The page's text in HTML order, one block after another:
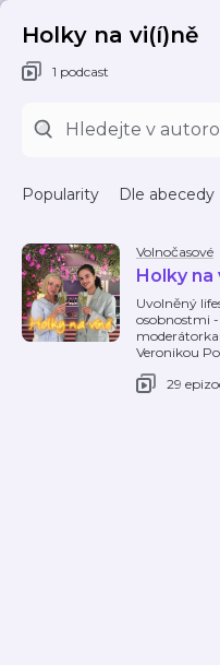
Holky na vi(í)ně
1 podcast
Popularity Dle abecedy
Volnočasové
Holky na
Uvolněný
osobnostmi
Veronikou
29